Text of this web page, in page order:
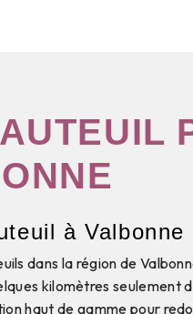
à Valbonne
dans la région de
kilomètres seulement
haut de gamme pour